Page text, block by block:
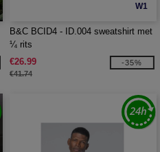
W1
B&C BCID4 - ID.004 sweatshirt met
¼ rits
€26.99
€41.74
-35%